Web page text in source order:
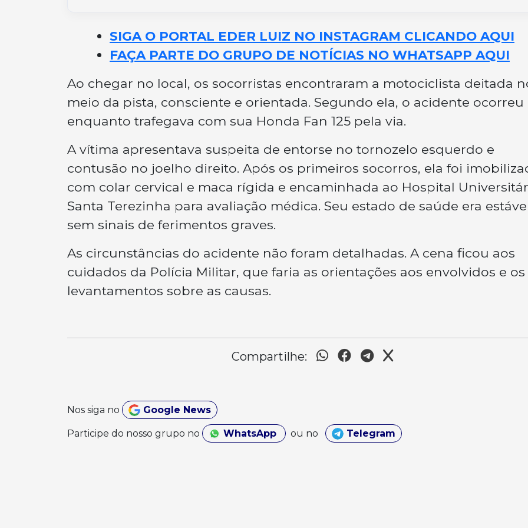
SIGA O PORTAL EDER LUIZ NO INSTAGRAM CLICANDO AQUI
FAÇA PARTE DO GRUPO DE NOTÍCIAS NO WHATSAPP AQUI
Ao chegar no local, os socorristas encontraram a motociclista deitada
meio da pista, consciente e orientada. Segundo ela, o acidente ocorreu
enquanto trafegava com sua Honda Fan 125 pela via.
A vítima apresentava suspeita de entorse no tornozelo esquerdo e
contusão no joelho direito. Após os primeiros socorros, ela foi
com colar cervical e maca rígida e encaminhada ao Hospital
Santa Terezinha para avaliação médica. Seu estado de saúde era
sem sinais de ferimentos graves.
As circunstâncias do acidente não foram detalhadas. A cena ficou aos
cuidados da Polícia Militar, que faria as orientações aos envolvidos e os
levantamentos sobre as causas.
Compartilhe:
Nos siga no Google News
Participe do nosso grupo no WhatsApp ou no Telegram